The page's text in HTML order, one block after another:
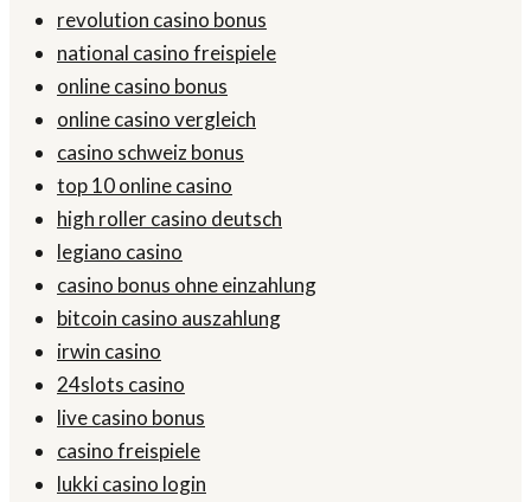
revolution casino bonus
national casino freispiele
online casino bonus
online casino vergleich
casino schweiz bonus
top 10 online casino
high roller casino deutsch
legiano casino
casino bonus ohne einzahlung
bitcoin casino auszahlung
irwin casino
24slots casino
live casino bonus
casino freispiele
lukki casino login